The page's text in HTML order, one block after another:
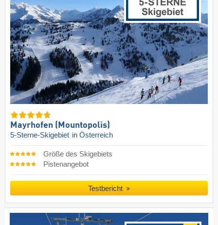
Mayrhofen (Mountopolis)
5-Sterne-Skigebiet in Österreich
Größe des Skigebiets
Pistenangebot
Testbericht